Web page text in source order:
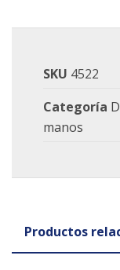
SKU 4522
Categoría
manos
Productos